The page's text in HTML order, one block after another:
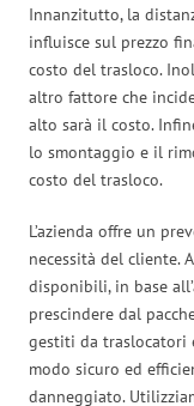
Innanzitutto, la
influisce sul prezzo
costo del trasloco.
altro fattore che
alto sarà il costo.
lo smontaggio e il
costo del trasloco.
L’azienda offre un
necessità del cliente.
disponibili, in base
prescindere dal
gestiti da traslocatori
modo sicuro ed
danneggiato.